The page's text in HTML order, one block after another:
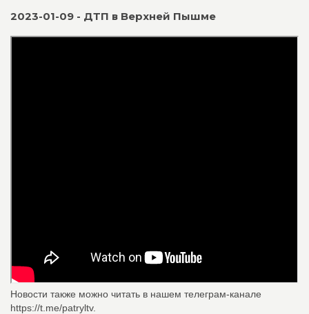
2023-01-09 - ДТП в Верхней Пышме
Новости также можно читать в нашем телеграм-канале
https://t.me/patryltv.